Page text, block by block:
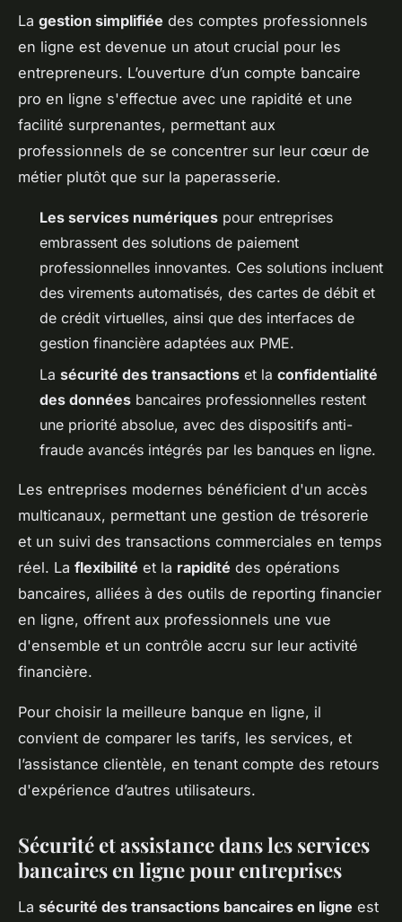
La gestion simplifiée des comptes professionnels
en ligne est devenue un atout crucial pour les
entrepreneurs. L’ouverture d’un compte bancaire
pro en ligne s'effectue avec une rapidité et une
facilité surprenantes, permettant aux
professionnels de se concentrer sur leur cœur de
métier plutôt que sur la paperasserie.
Les services numériques pour entreprises
embrassent des solutions de paiement
professionnelles innovantes. Ces solutions incluent
des virements automatisés, des cartes de débit et
de crédit virtuelles, ainsi que des interfaces de
gestion financière adaptées aux PME.
La sécurité des transactions et la confidentialité
des données bancaires professionnelles restent
une priorité absolue, avec des dispositifs anti-
fraude avancés intégrés par les banques en ligne.
Les entreprises modernes bénéficient d'un accès
multicanaux, permettant une gestion de trésorerie
et un suivi des transactions commerciales en temps
réel. La flexibilité et la rapidité des opérations
bancaires, alliées à des outils de reporting financier
en ligne, offrent aux professionnels une vue
d'ensemble et un contrôle accru sur leur activité
financière.
Pour choisir la meilleure banque en ligne, il
convient de comparer les tarifs, les services, et
l’assistance clientèle, en tenant compte des retours
d'expérience d’autres utilisateurs.
Sécurité et assistance dans les services
bancaires en ligne pour entreprises
La sécurité des transactions bancaires en ligne est